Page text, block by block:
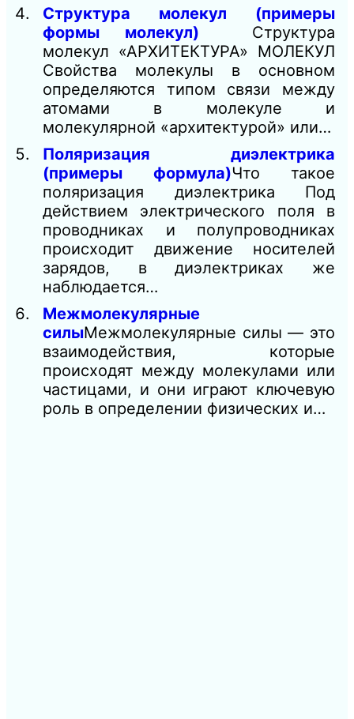
Структура молекул (примеры
формы молекул) Структура
молекул «АРХИТЕКТУРА» МОЛЕКУЛ
Свойства молекулы в основном
определяются типом связи между
атомами в молекуле и
молекулярной «архитектурой» или…
Поляризация диэлектрика
(примеры формула)Что такое
поляризация диэлектрика Под
действием электрического поля в
проводниках и полупроводниках
происходит движение носителей
зарядов, в диэлектриках же
наблюдается…
Межмолекулярные
силыМежмолекулярные силы — это
взаимодействия, которые
происходят между молекулами или
частицами, и они играют ключевую
роль в определении физических и…